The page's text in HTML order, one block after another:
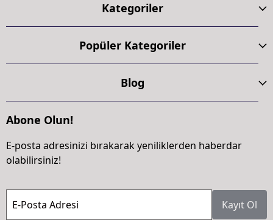
Kategoriler
Popüler Kategoriler
Blog
Abone Olun!
E-posta adresinizi bırakarak yeniliklerden haberdar
olabilirsiniz!
E-Posta Adresi Kayıt Ol